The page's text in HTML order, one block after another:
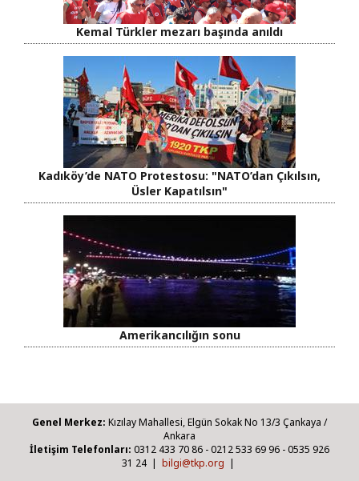
Kemal Türkler mezarı başında anıldı
Kadıköy’de NATO Protestosu: "NATO’dan Çıkılsın,
Üsler Kapatılsın"
Amerikancılığın sonu
Genel Merkez: Kızılay Mahallesi, Elgün Sokak No 13/3 Çankaya /
Ankara
İletişim Telefonları: 0312 433 70 86 - 0212 533 69 96 - 0535 926
31 24 | bilgi@tkp.org |